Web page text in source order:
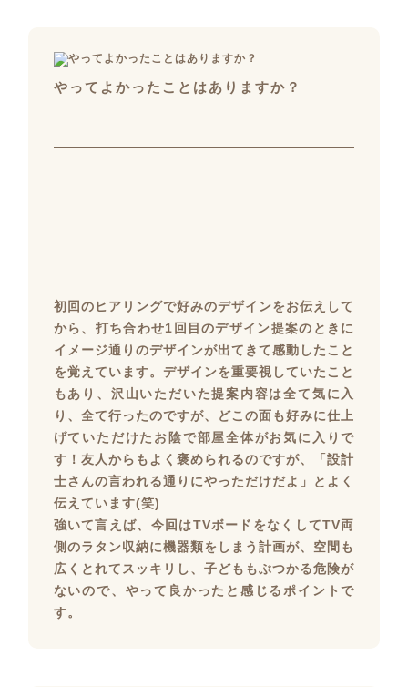
やってよかったことはありますか？
初回のヒアリングで好みのデザインをお伝えして
から、打ち合わせ1回目のデザイン提案のときに
イメージ通りのデザインが出てきて感動したこと
を覚えています。デザインを重要視していたこと
もあり、沢山いただいた提案内容は全て気に入
り、全て行ったのですが、どこの面も好みに仕上
げていただけたお陰で部屋全体がお気に入りで
す！友人からもよく褒められるのですが、「設計
士さんの言われる通りにやっただけだよ」とよく
伝えています(笑)
強いて言えば、今回はTVボードをなくしてTV両
側のラタン収納に機器類をしまう計画が、空間も
広くとれてスッキリし、子どももぶつかる危険が
ないので、やって良かったと感じるポイントで
す。